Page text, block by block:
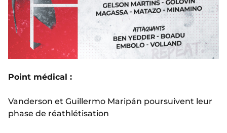
Point médical :
Vanderson et Guillermo Maripán poursuivent leur
phase de réathlétisation